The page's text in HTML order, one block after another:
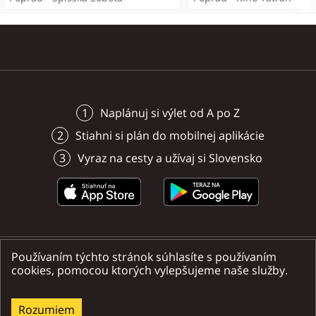
Naplánuj si výlet od A po Z
Stiahni si plán do mobilnej aplikácie
Vyraz na cesty a užívaj si Slovensko
Nájdete nás na sociálnych sieťach
Používaním týchto stránok súhlasíte s používaním
cookies, pomocou ktorých vylepšujeme naše služby.
Rozumiem